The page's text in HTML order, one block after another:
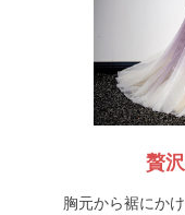
贅
胸元から裾にか